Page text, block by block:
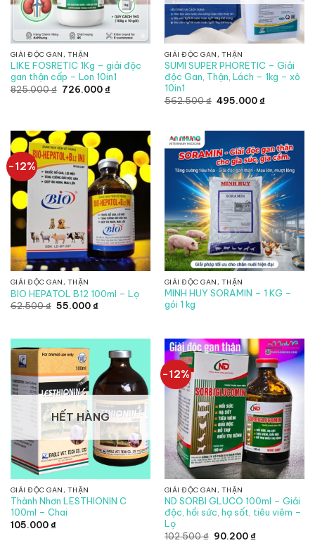
GIẢI ĐỘC GAN, THẬN
LIKE FOSRETIC 1Kg – giải độc
gan thận cấp – Lon 10in1
825.000₫ Giá
726.000₫Giá
GIẢI ĐỘC GAN, THẬN
SUMI SUPER PHORETIC – Giải
độc Gan, Thận, Lách – 1kg – xô
10in1
562.500₫ Giá
495.000₫Giá
495.000 ₫.
-12%
GIẢI ĐỘC GAN, THẬN
BIO HEPATOL B12 100ml – Lọ
62.500₫ Giá
55.000₫Giá
55.000 ₫.
GIẢI ĐỘC GAN, THẬN
MINH HUY SORAMIN – 1 KG –
gói 1 kg
HẾT HÀNG
GIẢI ĐỘC GAN, THẬN
Thành Nhơn LESTHIONIN C
100ml – Chai
105.000₫
-12%
GIẢI ĐỘC GAN, THẬN
ND SORBI GLUCO 100ml – Giải
độc, hồi sức, hạ sốt, tiêu viêm –
Lọ
102.500₫ Giá
gốc
90.200₫Giá
hiện